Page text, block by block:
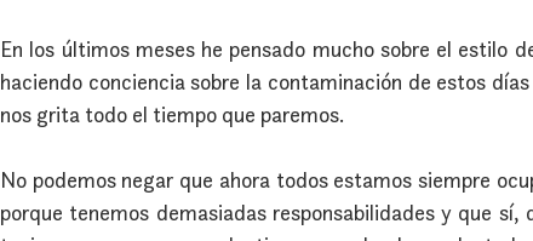
En los últimos meses he pensado mucho sobre el estilo
haciendo conciencia sobre la contaminación de estos
nos grita todo el tiempo que paremos.
No podemos negar que ahora todos estamos siempre
porque tenemos demasiadas responsabilidades y que